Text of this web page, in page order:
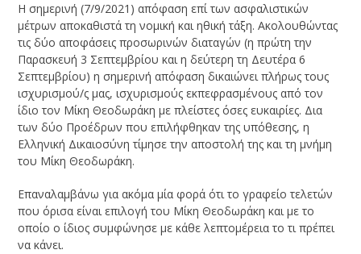
Η σημερινή (7/9/2021) απόφαση επί των ασφαλιστικών
μέτρων αποκαθιστά τη νομική και ηθική τάξη. Ακολουθώντας
τις δύο αποφάσεις προσωρινών διαταγών (η πρώτη την
Παρασκευή 3 Σεπτεμβρίου και η δεύτερη τη Δευτέρα 6
Σεπτεμβρίου) η σημερινή απόφαση δικαιώνει πλήρως τους
ισχυρισμού/ς μας, ισχυρισμούς εκπεφρασμένους από τον
ίδιο τον Μίκη Θεοδωράκη με πλείστες όσες ευκαιρίες. Δια
των δύο Προέδρων που επιλήφθηκαν της υπόθεσης, η
Ελληνική Δικαιοσύνη τίμησε την αποστολή της και τη μνήμη
του Μίκη Θεοδωράκη.
Επαναλαμβάνω για ακόμα μία φορά ότι το γραφείο τελετών
που όρισα είναι επιλογή του Μίκη Θεοδωράκη και με το
οποίο ο ίδιος συμφώνησε με κάθε λεπτομέρεια το τι πρέπει
να κάνει.